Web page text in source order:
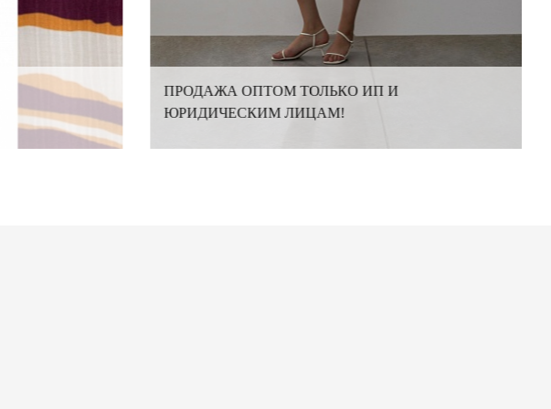
ПРОДАЖА ОПТОМ ТОЛЬКО ИП И
ЮРИДИЧЕСКИМ ЛИЦАМ!